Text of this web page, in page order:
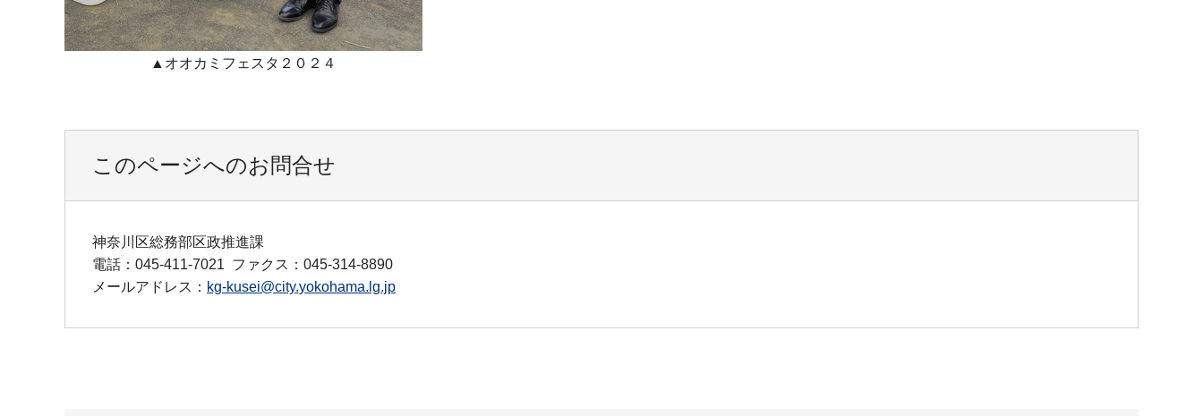
▲オオカミフェスタ２０２４
このページへのお問合せ
神奈川区総務部区政推進課
電話：045-411-7021 ファクス：045-314-8890
メールアドレス： kg-kusei@city.yokohama.lg.jp